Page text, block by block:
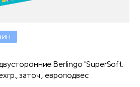
Berlingo "SuperSoft.
заточ., европодвес